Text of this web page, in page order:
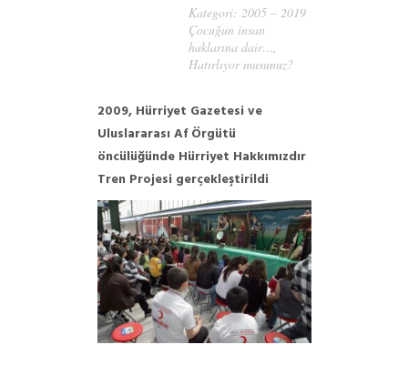
Kategori: 2005 – 2019
Çocuğun insan
haklarına dair…,
Hatırlıyor musunuz?
2009, Hürriyet Gazetesi ve
Uluslararası Af Örgütü
öncülüğünde Hürriyet Hakkımızdır
Tren Projesi gerçekleştirildi